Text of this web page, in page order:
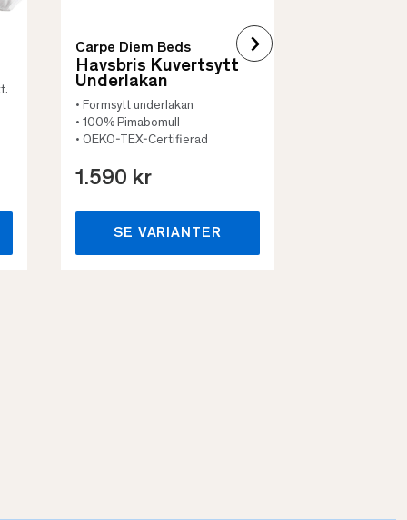
Carpe Diem Beds
Havsbris Kuvertsytt
Underlakan
• Formsytt underlakan
• 100% Pimabomull
• OEKO-TEX-Certifierad
1.590 kr
SE VARIANTER